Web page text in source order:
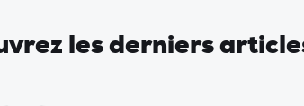
les derniers